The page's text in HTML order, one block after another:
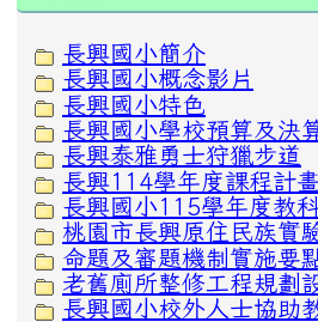
長興國小簡介
長興國小概念影片
長興國小特色
長興國小學校預算及決
長興泰雅勇士狩獵步道
長興114學年度課程計畫
長興國小115學年度教
桃園市長興原住民族實
命題及審題機制實施要
老舊廁所整修工程規劃
長興國小校外人士協助